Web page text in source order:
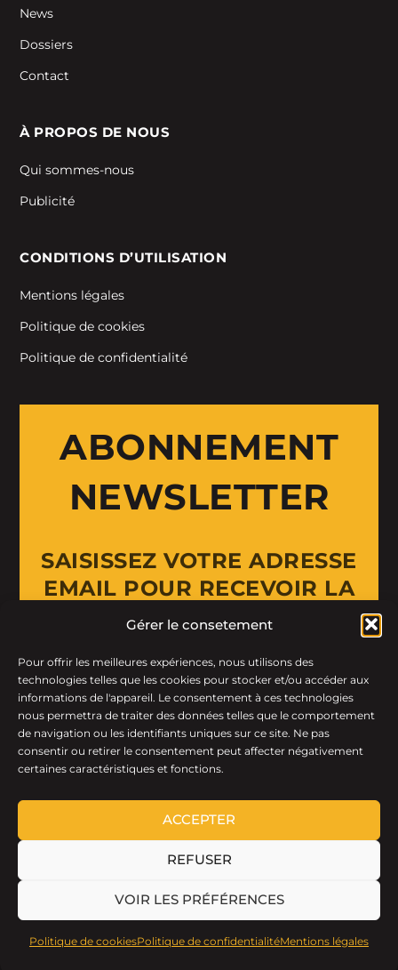
Gérer le consetement
Pour offrir les meilleures expériences, nous utilisons des
technologies telles que les cookies pour stocker et/ou accéder aux
informations de l'appareil. Le consentement à ces technologies
nous permettra de traiter des données telles que le comportement
de navigation ou les identifiants uniques sur ce site. Ne pas
consentir ou retirer le consentement peut affecter négativement
certaines caractéristiques et fonctions.
ACCEPTER
REFUSER
VOIR LES PRÉFÉRENCES
Politique de cookiesPolitique de confidentialitéMentions légales
News
Dossiers
Contact
À PROPOS DE NOUS
Qui sommes-nous
Publicité
CONDITIONS D’UTILISATION
Mentions légales
Politique de cookies
Politique de confidentialité
ABONNEMENT
NEWSLETTER
SAISISSEZ VOTRE ADRESSE
EMAIL POUR RECEVOIR LA
NEWSLETTER
Email Address
LTF © 2026 · Tous droits réservés.